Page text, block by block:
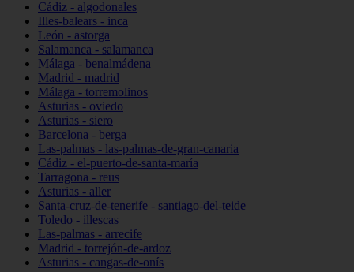
Cádiz - algodonales
Illes-balears - inca
León - astorga
Salamanca - salamanca
Málaga - benalmádena
Madrid - madrid
Málaga - torremolinos
Asturias - oviedo
Asturias - siero
Barcelona - berga
Las-palmas - las-palmas-de-gran-canaria
Cádiz - el-puerto-de-santa-maría
Tarragona - reus
Asturias - aller
Santa-cruz-de-tenerife - santiago-del-teide
Toledo - illescas
Las-palmas - arrecife
Madrid - torrejón-de-ardoz
Asturias - cangas-de-onís